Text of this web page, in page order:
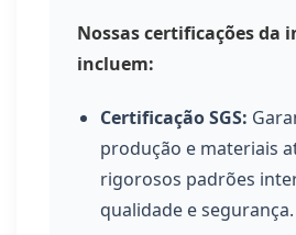
Nossas certificações da
incluem:
Certificação SGS:
produção e materiais
rigorosos padrões
qualidade e segurança.